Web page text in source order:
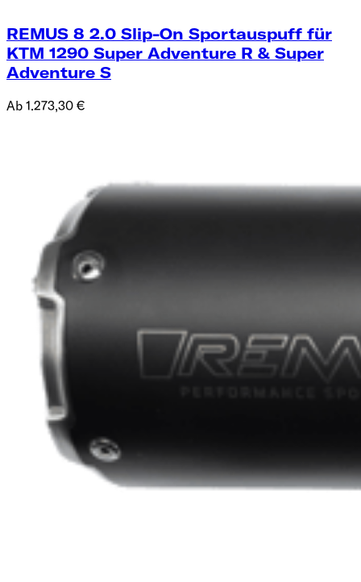
REMUS 8 2.0 Slip-On Sportauspuff für
KTM 1290 Super Adventure R & Super
Adventure S
Ab 1.273,30 €